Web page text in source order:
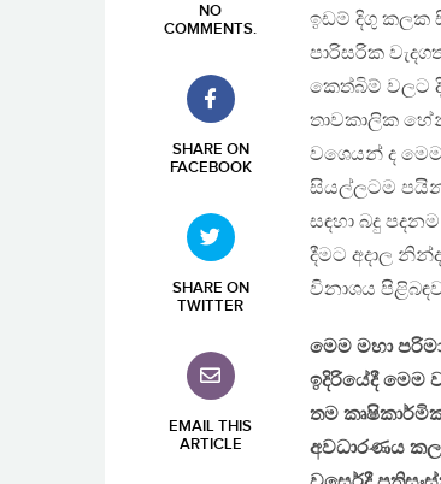
NO
COMMENTS.
SHARE ON
FACEBOOK
SHARE ON
TWITTER
EMAIL THIS
ARTICLE
ඉඩම් දිගු කලක
පාරිසරික
කෙත්බිම් වලට
තාවකාලික
වශෙයන් ද
සියල්ලටම
සඳහා බදු
දීමට අදාල
විනාශය
මෙම මහා
ඉදිරියේදී
තම
අවධාරණය කල